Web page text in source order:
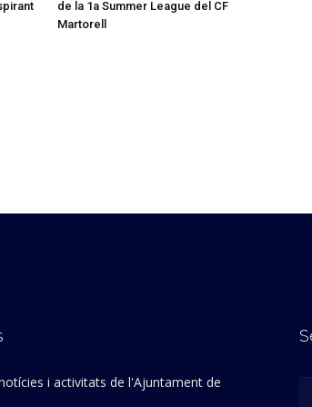
de la 1a Summer League del CF
Martorell
i activitats de l'Ajuntament de